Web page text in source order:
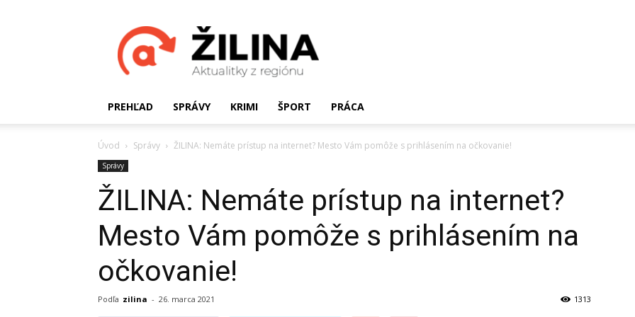
Žilinské
Aktualitky
PREHĽAD SPRÁVY KRIMI ŠPORT PRÁCA
Úvod Správy ŽILINA: Nemáte prístup na internet? Mesto Vám pomôže s prihlásením na očkovanie!
Správy
ŽILINA: Nemáte prístup na internet?
Mesto Vám pomôže s prihlásením na
očkovanie!
Podľa zilina - 26. marca 2021 1313